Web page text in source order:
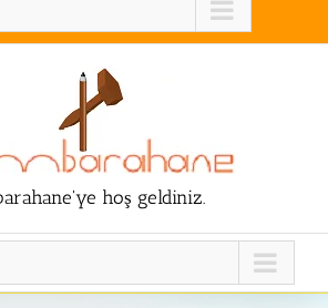
hoş geldiniz.